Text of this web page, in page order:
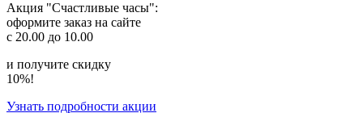
Акция "Счастливые часы":
оформите заказ на сайте
с 20.00 до 10.00
и получите скидку
10%!
Узнать подробности акции